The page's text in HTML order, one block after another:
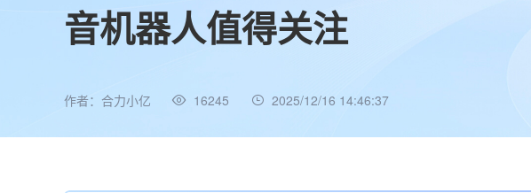
音机器人值得关注
作者：合力小亿 16245 2025/12/16 14:46:37